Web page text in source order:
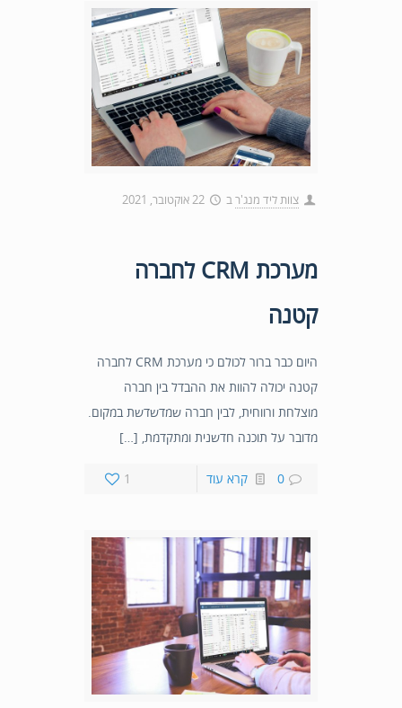
צוות ליד מנג'ר ב 22 אוקטובר, 2021
מערכת CRM לחברה
קטנה
היום כבר ברור לכולם כי מערכת CRM לחברה
קטנה יכולה להוות את ההבדל בין חברה
מוצלחת ורווחית, לבין חברה שמדשדשת במקום.
מדובר על תוכנה חדשנית ומתקדמת, […]
1 0 קרא עוד